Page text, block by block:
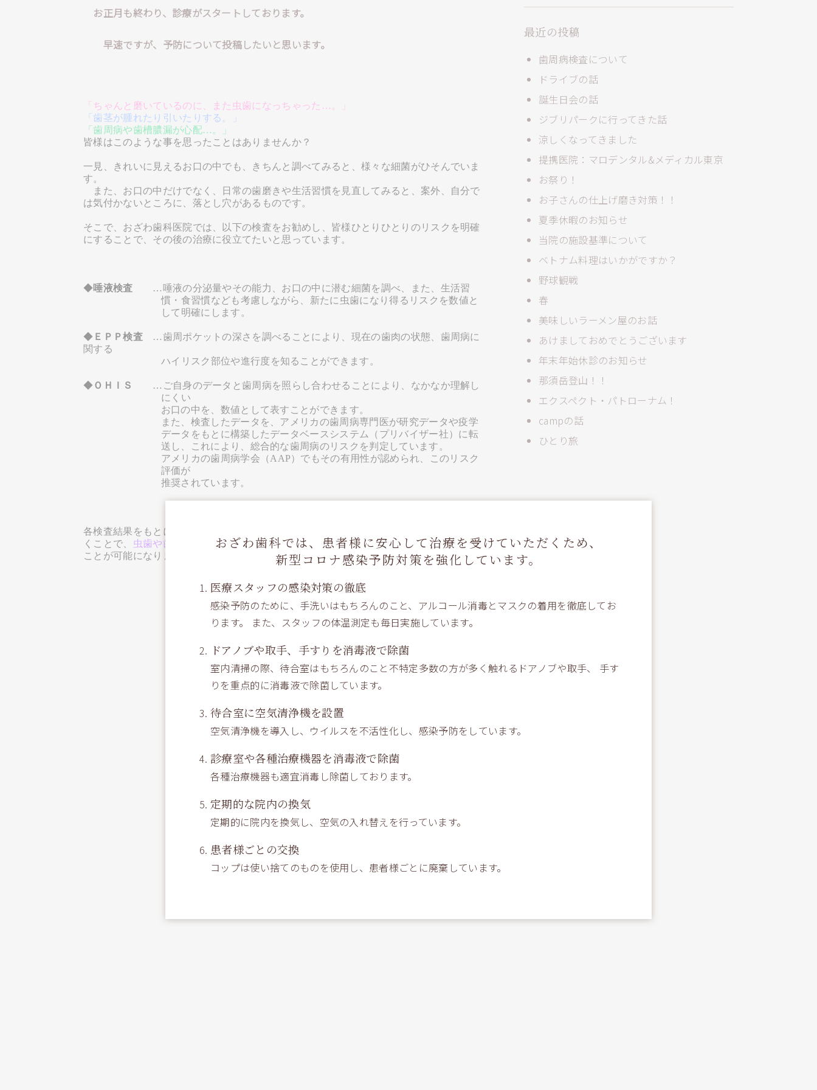
お正月も終わり、診療がスタートしております。
早速ですが、予防について投稿したいと思います。
「ちゃんと磨いているのに、また虫歯になっちゃった…。」
「歯茎が腫れたり引いたりする。」
「歯周病や歯槽膿漏が心配…。」
皆様はこのような事を思ったことはありませんか？
一見、きれいに見えるお口の中でも、きちんと調べてみると、様々な細菌がひそんでいま
す。
また、お口の中だけでなく、日常の歯磨きや生活習慣を見直してみると、案外、自分で
は気付かないところに、落とし穴があるものです。
そこで、おざわ歯科医院では、以下の検査をお勧めし、皆様ひとりひとりのリスクを明確
にする ことで、その後の治療に役立てたいと思っています。
◆唾液検査
…唾液の分泌量やその能力、お口の中に潜む細菌を調べ、また、生活習
慣・食習慣なども考慮しながら、新たに虫歯になり得るリスクを数値と
して明確にします。
◆ ＥＰＰ検査…歯周ポケットの深さを調べることにより、現在の歯肉の状態、歯周病に
関する
ハイリスク部位や進行度を知ることができます。
◆ ＯＨＩＳ
…ご自身のデータと歯周病を照らし合わせることにより、なかなか理解し
にくい
お口の中を、数値として表すことができます。
また、検査したデータを、アメリカの歯周病専門医が研究データや疫学
データをもとに構築したデータベースシステム（プリバイザー社）に転
送し、これにより、総合的な歯周病のリスクを判定しています。
アメリカの歯周病学会（AAP）でもその有用性が認められ、このリスク
評価が
推奨されています。
各検査結果をもとに、各個人にあわせた
くことで、 虫歯や歯周病になりにくいお口の中＝健康なお口の中をつくり、維持していく
ことが可能になります。
新たな虫歯をつくらぬように
健康なお口の中を維持するために
ｂｙ ｈｉ
最近の投稿
歯周病検査について
ドライブの話
誕生日会の話
ジブリパークに行ってきた話
涼しくなってきました
提携医院：マロデンタル&メディカル東京
お祭り！
お子さんの仕上げ磨き対策！！
夏季休暇のお知らせ
当院の施設基準について
ベトナム料理はいかがですか？
野球観戦
春
美味しいラーメン屋のお話
あけましておめでとうございます
年末年始休診のお知らせ
那須岳登山！！
エクスペクト・パトローナム！
campの話
ひとり旅
おざわ歯科では、患者様に安心して治療を受けていただくため、
新型コロナ感染予防対策を強化しています。
医療スタッフの感染対策の徹底
感染予防のために、手洗いはもちろんのこと、アルコール消毒とマスクの着用を徹底してお
ります。 また、スタッフの体温測定も毎日実施しています。
ドアノブや取手、手すりを消毒液で除菌
室内清掃の際、待合室はもちろんのこと不特定多数の方が多く触れるドアノブや取手、 手す
りを重点的に消毒液で除菌しています。
待合室に空気清浄機を設置
空気清浄機を導入し、ウイルスを不活性化し、感染予防をしています。
診療室や各種治療機器を消毒液で除菌
各種治療機器も適宜消毒し除菌しております。
定期的な院内の換気
定期的に院内を換気し、空気の入れ替えを行っています。
患者様ごとの交換
コップは使い捨てのものを使用し、患者様ごとに廃棄しています。